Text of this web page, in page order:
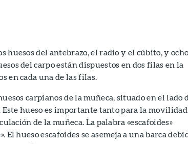
huesos del antebrazo, el radio y el cúbito, y ocho
del carpo están dispuestos en dos filas en la
en cada una de las filas.
carpianos de la muñeca, situado en el lado
hueso es importante tanto para la movilidad
de la muñeca. La palabra «escafoides»
hueso escafoides se asemeja a una barca